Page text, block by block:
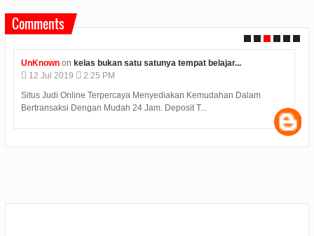
Comments
UnKnownon kelas bukan satu satunya tempat belajar...
12 Jul 2019
2:25 PM
Situs Judi Online Terpercaya Menyediakan Kemudahan Dalam
Bertransaksi Dengan Mudah 24 Jam. Deposit T...